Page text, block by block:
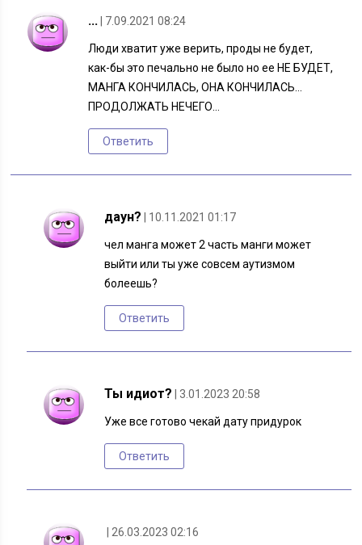
... | 7.09.2021 08:24
Люди хватит уже верить, проды не будет,
как-бы это печально не было но ее НЕ БУДЕТ,
МАНГА КОНЧИЛАСЬ, ОНА КОНЧИЛАСЬ…
ПРОДОЛЖАТЬ НЕЧЕГО…
Ответить
даун? | 10.11.2021 01:17
чел манга может 2 часть манги может
выйти или ты уже совсем аутизмом
болеешь?
Ответить
Ты идиот? | 3.01.2023 20:58
Уже все готово чекай дату придурок
Ответить
| 26.03.2023 02:16